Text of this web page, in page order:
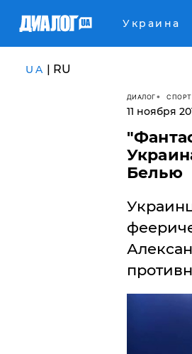
Украина
UA | RU
ДИАЛОГ СПОРТ
11 ноября
Белью